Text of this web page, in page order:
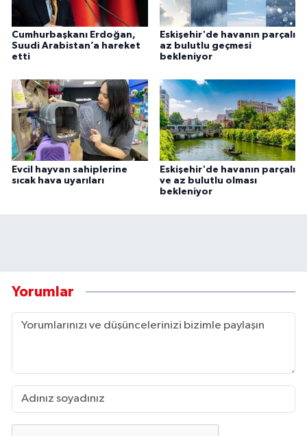
Cumhurbaşkanı Erdoğan,
Suudi Arabistan’a hareket
etti
Eskişehir'de havanın parçalı
az bulutlu geçmesi
bekleniyor
Evcil hayvan sahiplerine
sıcak hava uyarıları
Eskişehir'de havanın parçalı
ve az bulutlu olması
bekleniyor
Yorumlar